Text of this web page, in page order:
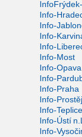
Info-
Info-
Info-
Info-
Info-Most
Info-Opava
Info-
Info-Praha
Info-
Info-Teplice
Info-Ústí
Info-